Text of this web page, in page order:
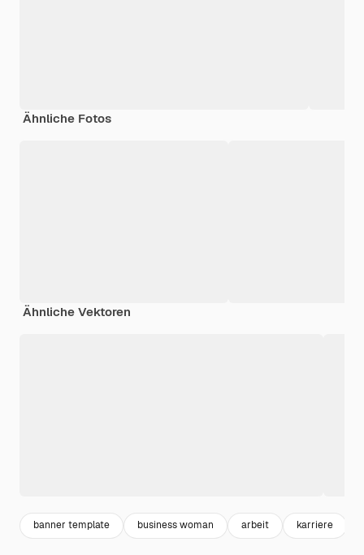
Ähnliche Fotos
Ähnliche Vektoren
banner template business woman arbeit karriere